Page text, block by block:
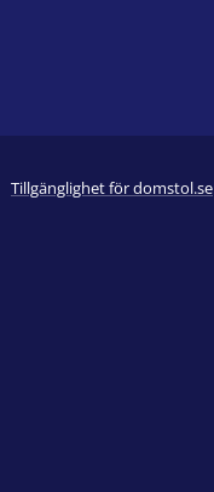
Tillgänglighet för domstol.se